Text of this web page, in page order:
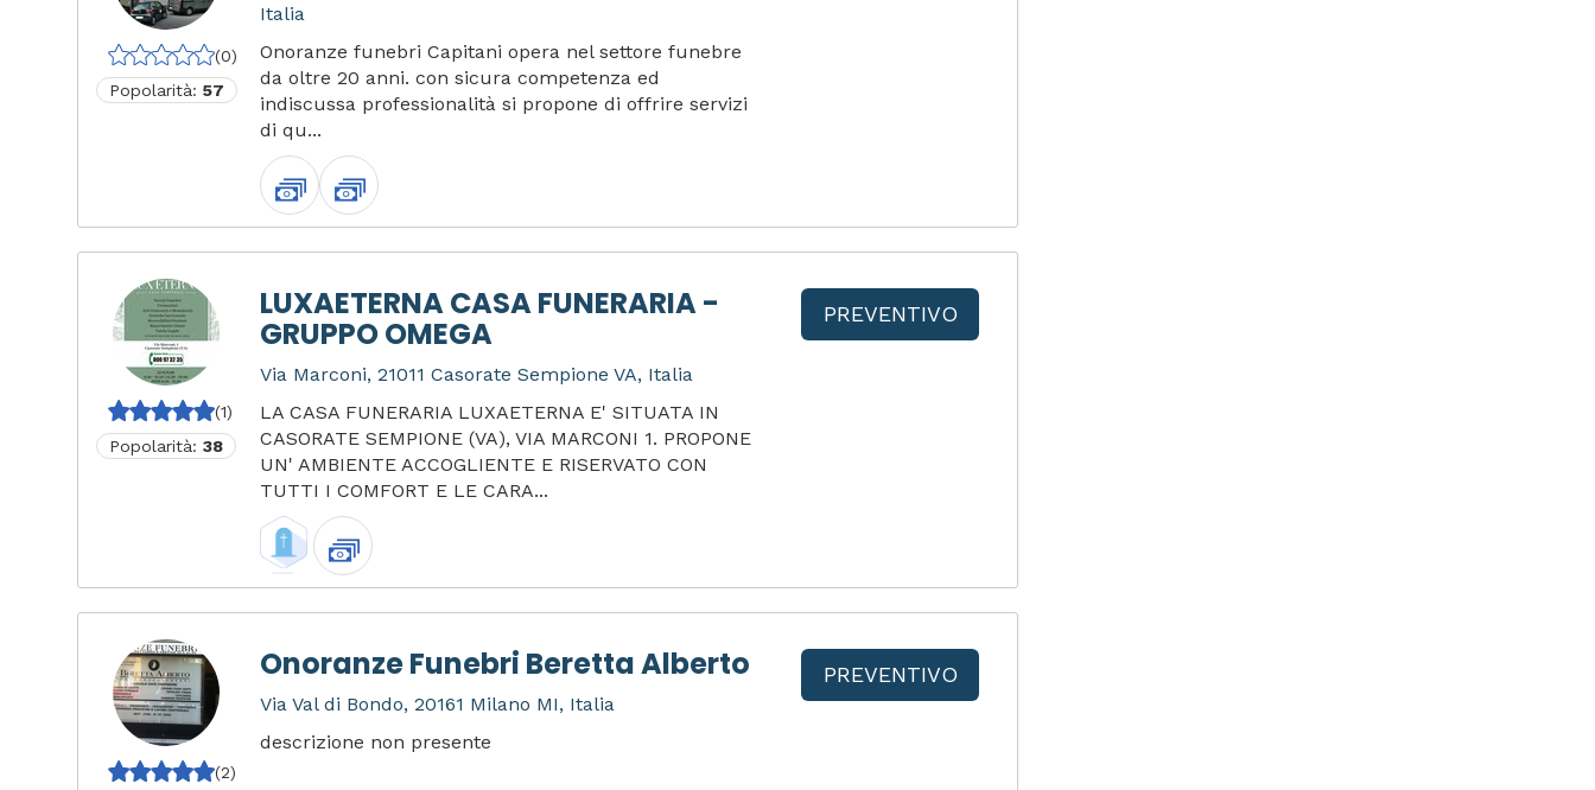
(0)
Popolarità: 57
Italia
Onoranze funebri Capitani opera nel settore funebre
da oltre 20 anni. con sicura competenza ed
indiscussa professionalità si propone di offrire servizi
di qu...
(1)
Popolarità:38
LUXAETERNA CASA FUNERARIA -
GRUPPO OMEGA
Via Marconi, 21011 Casorate Sempione VA, Italia
LA CASA FUNERARIA LUXAETERNA E' SITUATA IN
CASORATE SEMPIONE (VA), VIA MARCONI 1. PROPONE
UN' AMBIENTE ACCOGLIENTE E RISERVATO CON
TUTTI I COMFORT E LE CARA...
PREVENTIVO
(2)
Onoranze Funebri Beretta Alberto
Via Val di Bondo, 20161 Milano MI, Italia
descrizione non presente
PREVENTIVO